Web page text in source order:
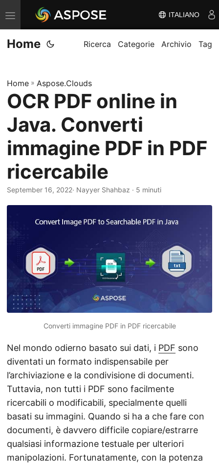
V
ä
x
n
a
i
g
e
r
i
n
ITALIANO
Home Ricerca Categorie Archivio Tag
Home » Aspose.Clouds
OCR PDF online in
Java. Converti
immagine PDF in PDF
ricercabile
September 16, 2022· Nayyer Shahbaz · 5 minuti
Converti immagine PDF in PDF ricercabile
Nel mondo odierno basato sui dati, i PDF sono
diventati un formato indispensabile per
l’archiviazione e la condivisione di documenti.
Tuttavia, non tutti i PDF sono facilmente
ricercabili o modificabili, specialmente quelli
basati su immagini. Quando si ha a che fare con
documenti, è davvero difficile copiare/estrarre
qualsiasi informazione testuale per ulteriori
manipolazioni. Fortunatamente, con la potenza